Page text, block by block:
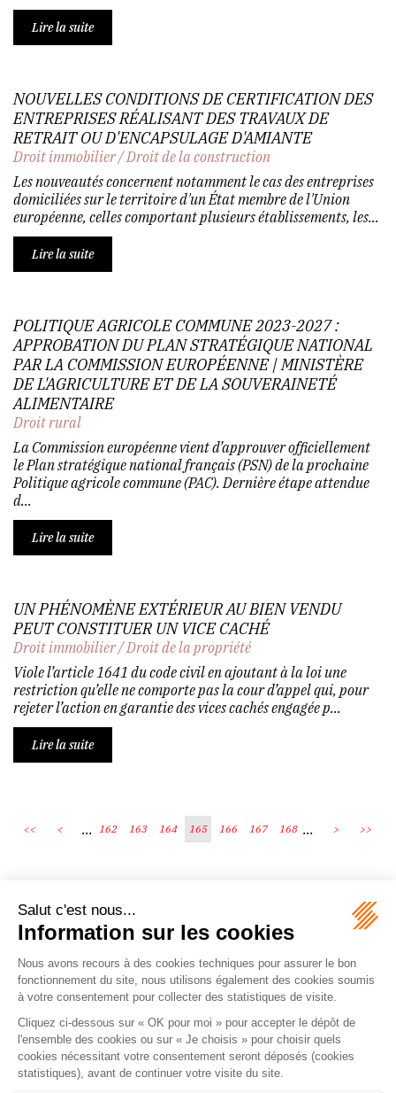
Lire la suite
NOUVELLES CONDITIONS DE CERTIFICATION DES
ENTREPRISES RÉALISANT DES TRAVAUX DE
RETRAIT OU D'ENCAPSULAGE D'AMIANTE
Droit immobilier/Droit de la construction
Les nouveautés concernent notamment le cas des entreprises
domiciliées sur le territoire d'un État membre de l'Union
européenne, celles comportant plusieurs établissements, les...
Lire la suite
POLITIQUE AGRICOLE COMMUNE 2023-2027 :
APPROBATION DU PLAN STRATÉGIQUE NATIONAL
PAR LA COMMISSION EUROPÉENNE | MINISTÈRE
DE L'AGRICULTURE ET DE LA SOUVERAINETÉ
ALIMENTAIRE
Droit rural
La Commission européenne vient d’approuver officiellement
le Plan stratégique national français (PSN) de la prochaine
Politique agricole commune (PAC). Dernière étape attendue
d...
Lire la suite
UN PHÉNOMÈNE EXTÉRIEUR AU BIEN VENDU
PEUT CONSTITUER UN VICE CACHÉ
Droit immobilier/Droit de la propriété
Viole l’article 1641 du code civil en ajoutant à la loi une
restriction qu’elle ne comporte pas la cour d’appel qui, pour
rejeter l’action en garantie des vices cachés engagée p...
Lire la suite
<< < ... 162 163 164 165 166 167 168 ... > >>
Écosystème
Carrières
Honoraires
Contacts
Mentions légales
Plan du site